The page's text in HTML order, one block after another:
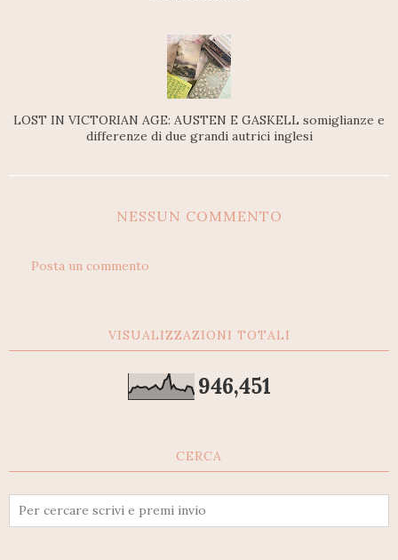
LOST IN VICTORIAN AGE: AUSTEN E GASKELL somiglianze e
differenze di due grandi autrici inglesi
NESSUN COMMENTO
Posta un commento
VISUALIZZAZIONI TOTALI
946,451
CERCA